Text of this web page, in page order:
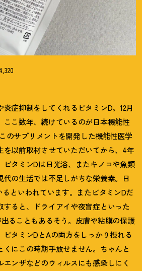
症抑制をしてくれるビタミンD。12月
ここ数年、続けているのが日本機能性
のサプリメントを開発した機能性医学
を以前取材させていただいてから、4年
ビタミンDは日光浴、またキノコや魚類
代の生活では不足しがちな栄養素。日
といわれています。またビタミンDだ
すると、ドライアイや夜盲症といった
ることもあるそう。皮膚や粘膜の保護
ビタミンDとAの両方をしっかり摂れる
くにこの時期手放せません。ちゃんと
ンザなどのウィルスにも感染しにく